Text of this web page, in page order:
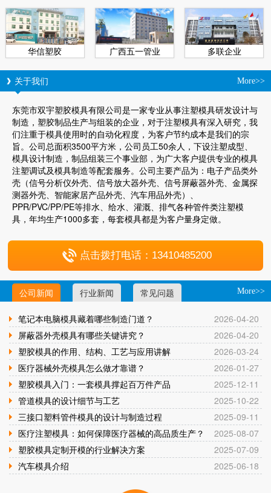
华信塑胶 广西五一管业 多联企业
More>>
关于我们
东莞市双宇塑胶模具有限公司是一家专业从事注塑模具研发设计与
制造，塑胶制品生产与组装的企业，对于注塑模具有深入研究，我
们注重于模具使用时的自动化程度，为客户节约成本是我们的宗
旨。公司总面积3500平方米，公司员工50余人，下设注塑成型、
模具设计制造，制品组装三个事业部，为广大客户提供专业的模具
注塑调试及模具制造等配套服务。公司主要产品为：电子产品类外
壳（信号分析仪外壳、信号放大器外壳、信号屏蔽器外壳、金属探
测器外壳、智能家居产品外壳、汽车用品外壳）、
PPR/PVC/PP/PE等排水、给水、灌溉、排气各种管件类注塑模
具，年均生产1000多套，每套模具都是为客户量身定做。
点击拨打电话：13410485200
More>>
公司新闻 行业新闻 常见问题
2026-04-20
笔记本电脑模具藏着哪些制造门道？
2026-04-20
屏蔽器外壳模具有哪些关键讲究？
2026-03-24
塑胶模具的作用、结构、工艺与应用讲解
2026-01-27
医疗器械外壳模具怎么做才靠谱？
2025-12-11
塑胶模具入门：一套模具撑起百万件产品
2025-10-22
管道模具的设计细节与工艺
2025-09-11
三接口塑料管件模具的设计与制造过程
2025-08-07
医疗注塑模具：如何保障医疗器械的高品质生产？
2025-07-09
塑胶模具定制开模的行业解决方案
2025-06-18
汽车模具介绍